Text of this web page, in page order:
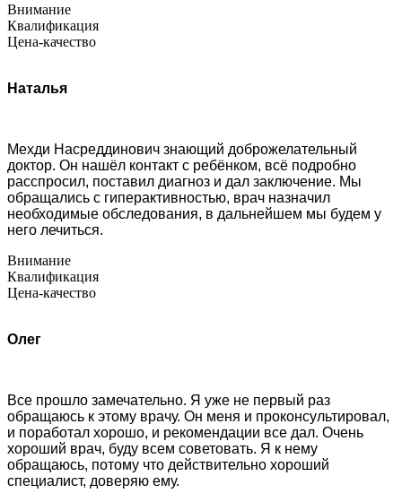
Внимание
Квалификация
Цена-качество
Наталья
Мехди Насреддинович знающий доброжелательный
доктор. Он нашёл контакт с ребёнком, всё подробно
расспросил, поставил диагноз и дал заключение. Мы
обращались с гиперактивностью, врач назначил
необходимые обследования, в дальнейшем мы будем у
него лечиться.
Внимание
Квалификация
Цена-качество
Олег
Все прошло замечательно. Я уже не первый раз
обращаюсь к этому врачу. Он меня и проконсультировал,
и поработал хорошо, и рекомендации все дал. Очень
хороший врач, буду всем советовать. Я к нему
обращаюсь, потому что действительно хороший
специалист, доверяю ему.